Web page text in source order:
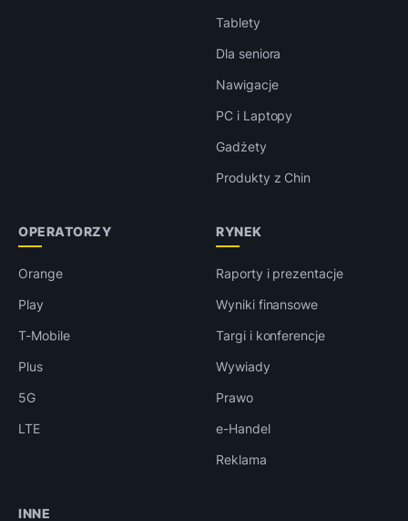
Tablety
Dla seniora
Nawigacje
PC i Laptopy
Gadżety
Produkty z Chin
OPERATORZY
Orange
Play
T-Mobile
Plus
5G
LTE
RYNEK
Raporty i prezentacje
Wyniki finansowe
Targi i konferencje
Wywiady
Prawo
e-Handel
Reklama
INNE